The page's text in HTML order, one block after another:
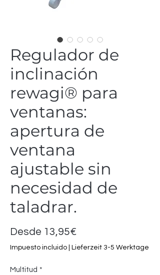
Regulador de
inclinación
rewagi® para
ventanas:
apertura de
ventana
ajustable sin
necesidad de
taladrar.
Desde 13,95€
de
Impuesto incluido Lieferzeit 3-5 Werktage
Multitud *